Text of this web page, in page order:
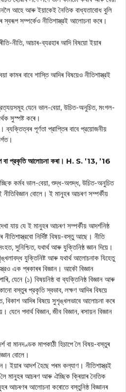
আহে আৰু ইয়াকেই নৈতিক বাধ্যতাবোধ বুলি
সম্পর্কেও নীতিশাস্ত্রই আলোচনা কৰে।
নীতি, আচাৰ-ব্যৱহাৰ আদি বিষয়ো ইয়াৰ
কামৰ বাবে শাস্তি আদিৰ বিষয়েও নীতিশাস্ত্রই
যেনে ভাল-বেয়া, উচিত-অনুচিত, মংগল-
সুস্পষ্ট কৰে।
ব্যক্তিত্বৰ পূর্ণতা প্রাপ্তিৰ বাবে প্রয়োজনীয়
বা প্রকৃতি আলোচনা কৰা। H. S. ’13, ’16
কর্মব ভাল-বেয়া, শুদ্ধ-অশুদ্ধ, উচিত-অনুচিত
বোলে। ই মানুহৰ আচৰণ সম্পৰ্কীয়
যায় যে ই মানুহৰ আচৰণ সম্পৰ্কীয় আদর্শনিষ্ঠ
নীতিশাস্ত্রবো নির্দিষ্ট বিষয়-বস্তু আছে। নীতি
সুনিশ্চিত, যথার্থ আৰু যুক্তিনিষ্ঠ জ্ঞান দিয়ে।
যুক্তিনিষ্ট আৰু যথার্থ আলোচনাক যিহেতু
এক প্ৰকাৰৰ বিজ্ঞান। আকৌ বিজ্ঞান
যেনে (১) বিষয়নিষ্ঠ বা ব্যক্তিনিষ্ঠ বিজ্ঞান আৰু
কোনো বস্তুৰ প্রকৃতি স্বভাব, লক্ষণ আদিৰ বিষয়ে
বিকাশ আদিৰ বিষয়ে সুশৃঙ্খলভাবে আলোচনা কৰে
যেনে পদার্থ বিজ্ঞান, জীব বিজ্ঞান, ৰসায়ন বিজ্ঞান
বা মানদণ্ডক মাপকাঠী হিচাপে লৈ বিষয়-বস্তুৰ
বোলে।
ইয়াৰ আদর্শ হৈছে পৰম কল্যাণ। নীতিশাস্ত্রই
লৈ মানুহৰ আচৰণ আৰু ঐচ্ছিক ক্ৰিয়াৰ নৈতিক
আচৰণৰ আলোচনা কৰোতে বস্তুনিষ্ঠ বিজ্ঞানৰ